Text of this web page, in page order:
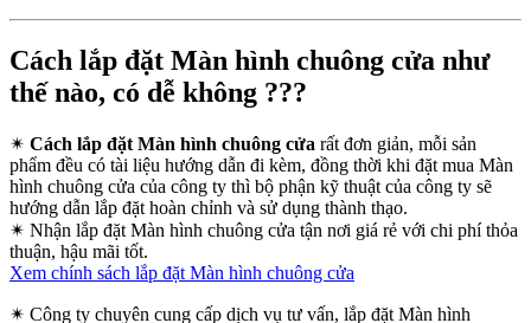
Cách lắp đặt Màn hình chuông cửa như
thế nào, có dễ không ???
✴ Cách lắp đặt Màn hình chuông cửa rất đơn giản, mỗi sản
phẩm đều có tài liệu hướng dẫn đi kèm, đồng thời khi đặt mua Màn
hình chuông cửa của công ty thì bộ phận kỹ thuật của công ty sẽ
hướng dẫn lắp đặt hoàn chỉnh và sử dụng thành thạo.
✴ Nhận lắp đặt Màn hình chuông cửa tận nơi giá rẻ với chi phí thỏa
thuận, hậu mãi tốt.
Xem chính sách lắp đặt Màn hình chuông cửa
✴ Công ty chuyên cung cấp dịch vụ tư vấn, lắp đặt Màn hình